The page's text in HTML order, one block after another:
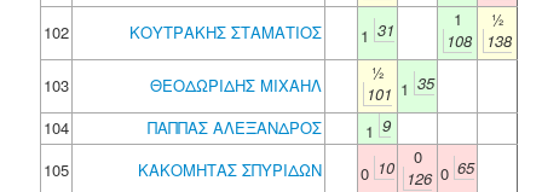
102
ΚΟΥΤΡΑΚΗΣ ΣΤΑΜΑΤΙΟΣ 1 31
1
108
½
138
103
ΘΕΟΔΩΡΙΔΗΣ ΜΙΧΑΗΛ
½
101 1 35
104
ΠΑΠΠΑΣ ΑΛΕΞΑΝΔΡΟΣ 1 9
105
ΚΑΚΟΜΗΤΑΣ ΣΠΥΡΙΔΩΝ 0 10
0
126 0 65